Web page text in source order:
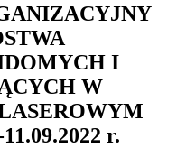
I
W
r.